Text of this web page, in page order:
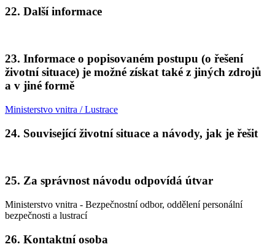
22. Další informace
23. Informace o popisovaném postupu (o řešení
životní situace) je možné získat také z jiných zdrojů
a v jiné formě
Ministerstvo vnitra / Lustrace
24. Související životní situace a návody, jak je řešit
25. Za správnost návodu odpovídá útvar
Ministerstvo vnitra - Bezpečnostní odbor, oddělení personální
bezpečnosti a lustrací
26. Kontaktní osoba